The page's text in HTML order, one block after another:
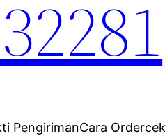
PengirimanCara Order